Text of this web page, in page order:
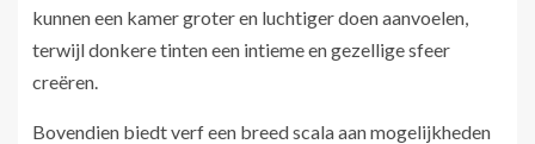
kunnen een kamer groter en luchtiger doen aanvoelen,
terwijl donkere tinten een intieme en gezellige sfeer
creëren.
Bovendien biedt verf een breed scala aan mogelijkheden